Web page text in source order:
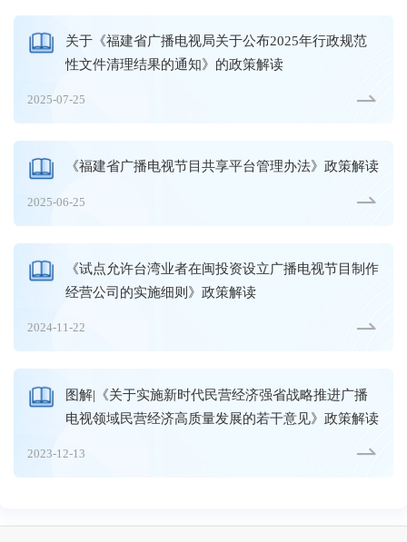
关于《福建省广播电视局关于公布2025年行政规范
性文件清理结果的通知》的政策解读
2025-07-25
《福建省广播电视节目共享平台管理办法》政策解读
2025-06-25
《试点允许台湾业者在闽投资设立广播电视节目制作
经营公司的实施细则》政策解读
2024-11-22
图解|《关于实施新时代民营经济强省战略推进广播
电视领域民营经济高质量发展的若干意见》政策解读
2023-12-13